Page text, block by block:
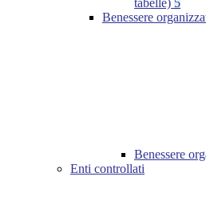
tabelle) 5
Benessere
Benessere
Enti controllati